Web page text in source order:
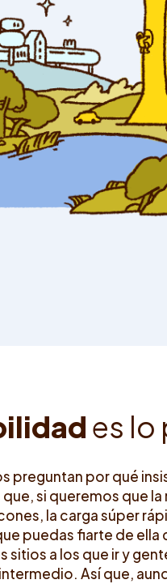
ilidad es lo
preguntan por qué
si queremos que
la carga súper
puedas fiarte de
sitios a los que ir y
Así que,